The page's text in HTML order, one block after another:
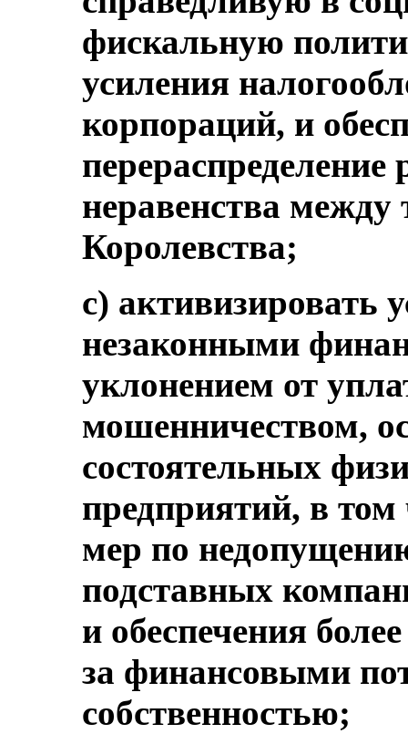
фискальную
усиления
корпораций, и
перераспределение
неравенства
Королевства;
c) активизировать
незаконными
уклонением от
мошенничеством,
состоятельных
предприятий, в том
мер по
подставных
и обеспечения
за финансовыми
собственностью;